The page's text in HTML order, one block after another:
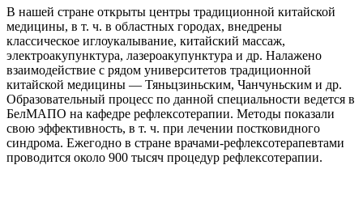
В нашей стране открыты центры традиционной китайской
медицины, в т. ч. в областных городах, внедрены
классическое иглоукалывание, китайский массаж,
электроакупунктура, лазероакупунктура и др. Налажено
взаимодействие с рядом университетов традиционной
китайской медицины — Тяньцзиньским, Чанчуньским и др.
Образовательный процесс по данной специальности ведется в
БелМАПО на кафедре рефлексотерапии. Методы показали
свою эффективность, в т. ч. при лечении постковидного
синдрома. Ежегодно в стране врачами-рефлексотерапевтами
проводится около 900 тысяч процедур рефлексотерапии.